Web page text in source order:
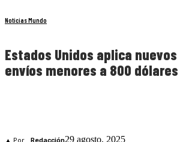
Noticias Mundo
Estados Unidos aplica
envíos menores a 800 dólares
▲ Por 29 agosto, 2025